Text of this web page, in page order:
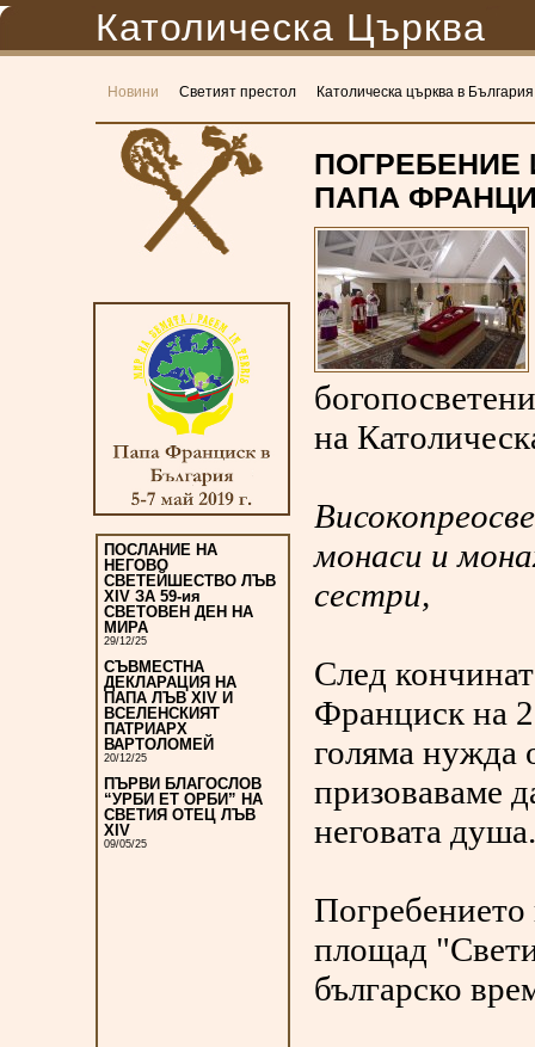
Католическа Църква
Новини Светият престол Католическа църква в България
ПОСЛАНИЕ НА
НЕГОВО
СВЕТЕЙШЕСТВО ЛЪВ
XIV ЗА 59-ия
СВЕТОВЕН ДЕН НА
МИРА
29/12/25
СЪВМЕСТНА
ДЕКЛАРАЦИЯ НА
ПАПА ЛЪВ XIV И
ВСЕЛЕНСКИЯТ
ПАТРИАРХ
ВАРТОЛОМЕЙ
20/12/25
ПЪРВИ БЛАГОСЛОВ
“УРБИ ЕТ ОРБИ” НА
СВЕТИЯ ОТЕЦ ЛЪВ
XIV
09/05/25
ПОГРЕБЕНИЕ
ПАПА
на
монаси и
сестри,
След
Франциск на
голяма нужда
призоваваме
неговата душа.
площад
българско